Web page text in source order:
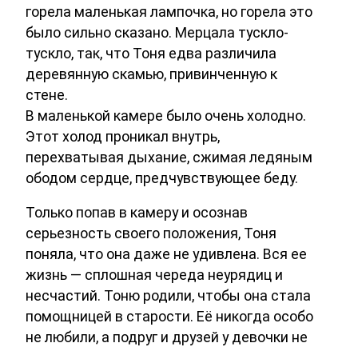
горела маленькая лампочка, но горела это
было сильно сказано. Мерцала тускло-
тускло, так, что Тоня едва различила
деревянную скамью, привинченную к
стене.
В маленькой камере было очень холодно.
Этот холод проникал внутрь,
перехватывая дыхание, сжимая ледяным
ободом сердце, предчувствующее беду.
Только попав в камеру и осознав
серьезность своего положения, Тоня
поняла, что она даже не удивлена. Вся ее
жизнь — сплошная череда неурядиц и
несчастий. Тоню родили, чтобы она стала
помощницей в старости. Её никогда особо
не любили, а подруг и друзей у девочки не